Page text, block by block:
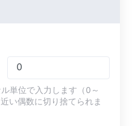
単位で入力します（0～
い偶数に切り捨てられま